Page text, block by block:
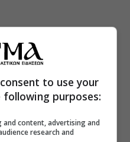
Επενδύστε
και διεκδικήστε
όλα τα άλλα θα
και διεκδικήστε την
θα έρθουν, πρώτα...
to use your
purposes:
and content, advertising and
research and